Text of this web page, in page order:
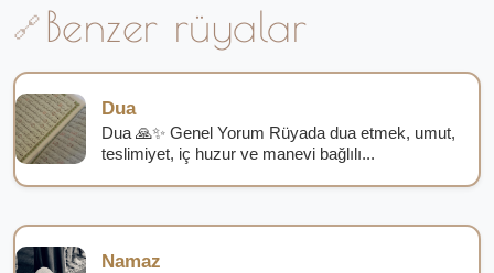
Benzer rüyalar
Dua
Dua 🙏✨ Genel Yorum Rüyada dua etmek, umut,
teslimiyet, iç huzur ve manevi bağlılı...
Namaz